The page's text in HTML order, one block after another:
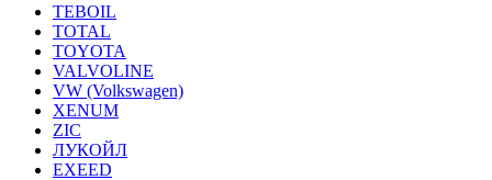
TEBOIL
TOTAL
TOYOTA
VALVOLINE
VW (Volkswagen)
XENUM
ZIC
ЛУКОЙЛ
EXEED